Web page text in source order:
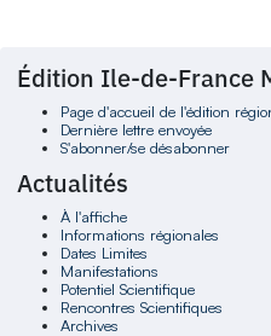
Édition Ile-de-France
Page d'accueil de l'édition
Dernière lettre envoyée
S'abonner/se désabonner
Actualités
À l'affiche
Informations régionales
Dates Limites
Manifestations
Potentiel Scientifique
Rencontres Scientifiques
Archives